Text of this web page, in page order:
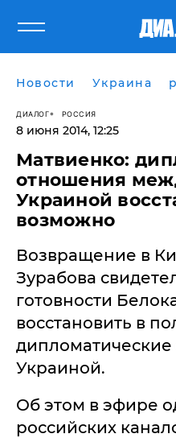
Новости Украина
ДИАЛОГ РОССИЯ
8 июня 2014, 12:25
​Матвиенко:
отношения
Украиной
возможно
Возвращение в
Зурабова
готовности
восстановить в
Украиной.
Об этом в эфире
российских